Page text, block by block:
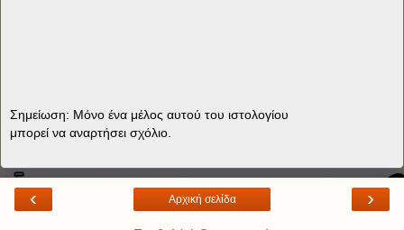
Σημείωση: Μόνο ένα μέλος αυτού του ιστολογίου
μπορεί να αναρτήσει σχόλιο.
‹ ›
Αρχική σελίδα